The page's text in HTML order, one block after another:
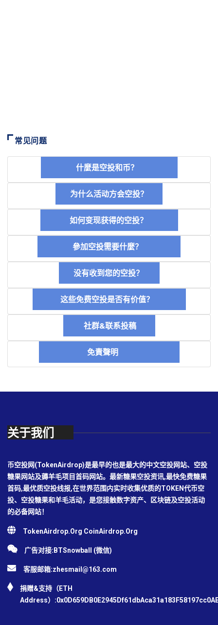
常见问题
什麼是空投和币？
为什么活动方会空投？
如何变现获得的空投？
參加空投需要什麼？
没有收到您的空投？
这些免费空投是否有价值？
社群&联系投稿
免責聲明
关于我们
币空投网(TokenAirdrop)是最早的也是最大的中文空投网站、空投
糖果网站及薅羊毛项目首码网站。最新糖果空投资讯,最快免费糖果
首码,最优质空投线报,在世界范围内实时收集优质的TOKEN代币空
投、空投糖果和羊毛活动，是您接触数字资产、区块链及空投活动
的必备网站！
TokenAirdrop.Org CoinAirdrop.Org
广告对接:BTSnowball (微信)
客服邮箱:zhesmail@163.com
捐赠&支持（ETH
Address）